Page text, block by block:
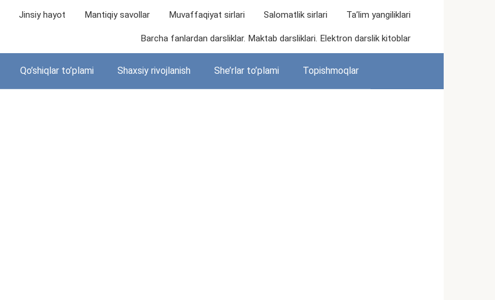
Jinsiy hayot Mantiqiy savollar Muvaffaqiyat sirlari Salomatlik sirlari Ta’lim yangiliklari
Barcha fanlardan darsliklar. Maktab darsliklari. Elektron darslik kitoblar
Qo’shiqlar to’plami Shaxsiy rivojlanish She’rlar to’plami Topishmoqlar